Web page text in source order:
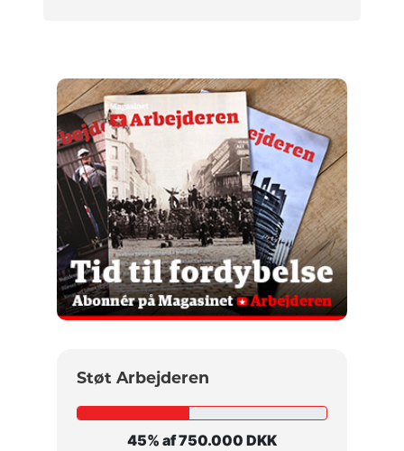
Støt Arbejderen
45% af 750.000 DKK